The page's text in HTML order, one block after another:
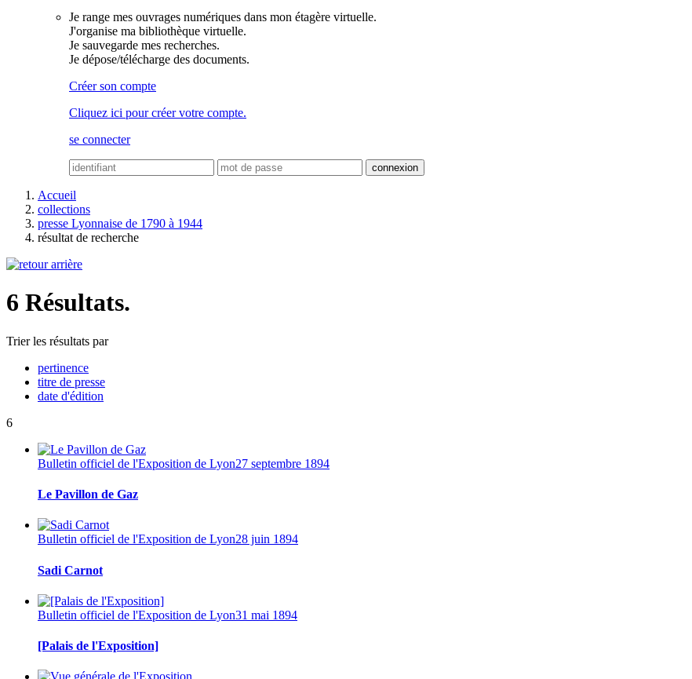
Je range mes ouvrages numériques dans mon étagère virtuelle.
J'organise ma bibliothèque virtuelle.
Je sauvegarde mes recherches.
Je dépose/télécharge des documents.
Créer son compte
Cliquez ici pour créer votre compte.
se connecter
Accueil
collections
presse Lyonnaise de 1790 à 1944
résultat de recherche
6 Résultats.
Trier les résultats par
pertinence
titre de presse
date d'édition
6
Bulletin officiel de l'Exposition de Lyon27 septembre 1894
Le Pavillon de Gaz
Bulletin officiel de l'Exposition de Lyon28 juin 1894
Sadi Carnot
Bulletin officiel de l'Exposition de Lyon31 mai 1894
[Palais de l'Exposition]